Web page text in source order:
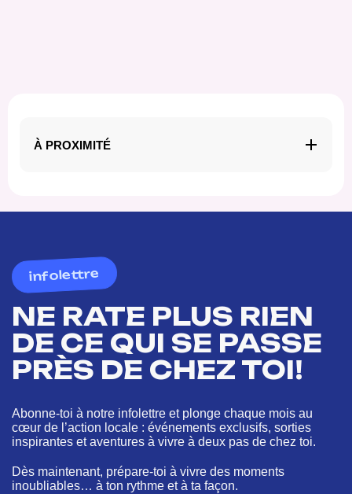
À PROXIMITÉ
infolettre
NE RATE PLUS RIEN
DE CE QUI SE PASSE
PRÈS DE CHEZ TOI!
Abonne-toi à notre infolettre et plonge chaque mois au
cœur de l’action locale : événements exclusifs, sorties
inspirantes et aventures à vivre à deux pas de chez toi.
Dès maintenant, prépare-toi à vivre des moments
inoubliables… à ton rythme et à ta façon.